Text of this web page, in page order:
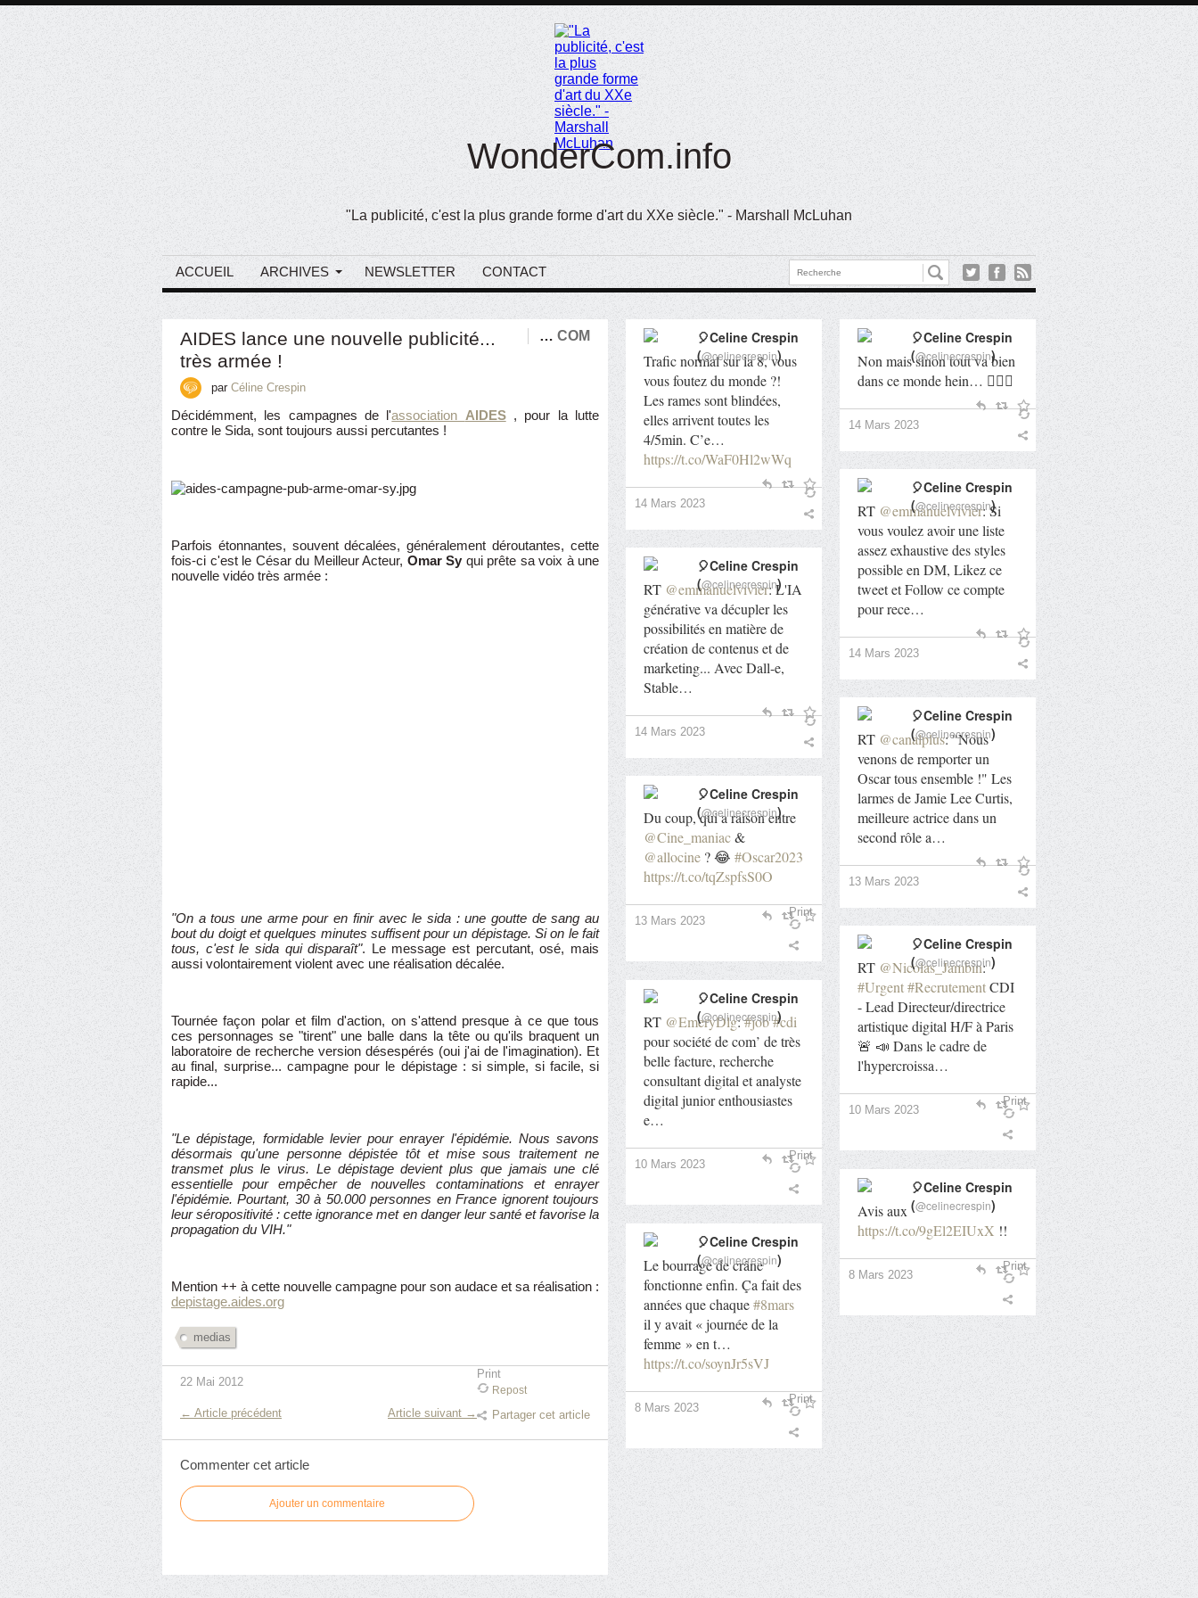
WonderCom.info
"La publicité, c'est la plus grande forme d'art du XXe siècle." - Marshall McLuhan
ACCUEIL ARCHIVES NEWSLETTER CONTACT
AIDES lance une nouvelle publicité...
très armée !
… COM
par Céline Crespin
Décidémment, les campagnes de l'association AIDES , pour la lutte
contre le Sida, sont toujours aussi percutantes !
Parfois étonnantes, souvent décalées, généralement déroutantes, cette
fois-ci c'est le César du Meilleur Acteur, Omar Sy qui prête sa voix à une
nouvelle vidéo très armée :
"On a tous une arme pour en finir avec le sida : une goutte de sang au
bout du doigt et quelques minutes suffisent pour un dépistage. Si on le fait
tous, c'est le sida qui disparaît". Le message est percutant, osé, mais
aussi volontairement violent avec une réalisation décalée.
Tournée façon polar et film d'action, on s'attend presque à ce que tous
ces personnages se "tirent" une balle dans la tête ou qu'ils braquent un
laboratoire de recherche version désespérés (oui j'ai de l'imagination). Et
au final, surprise... campagne pour le dépistage : si simple, si facile, si
rapide...
"Le dépistage, formidable levier pour enrayer l'épidémie. Nous savons
désormais qu'une personne dépistée tôt et mise sous traitement ne
transmet plus le virus. Le dépistage devient plus que jamais une clé
essentielle pour empêcher de nouvelles contaminations et enrayer
l'épidémie. Pourtant, 30 à 50.000 personnes en France ignorent toujours
leur séropositivité : cette ignorance met en danger leur santé et favorise la
propagation du VIH."
Mention ++ à cette nouvelle campagne pour son audace et sa réalisation :
depistage.aides.org
medias
22 Mai 2012
Print
Repost
Partager cet article
← Article précédent Article suivant →
Commenter cet article
Ajouter un commentaire
Trafic normal sur la 8, vous
vous foutez du monde ?!
Les rames sont blindées,
elles arrivent toutes les
4/5min. C’e…
https://t.co/WaF0Hl2wWq
🎈Celine Crespin
(@celinecrespin)
14 Mars 2023
Non mais sinon tout va bien
dans ce monde hein… 🤦🏻‍♀️
🎈Celine Crespin
(@celinecrespin)
14 Mars 2023
RT @emmanuelvivier: Si
vous voulez avoir une liste
assez exhaustive des styles
possible en DM, Likez ce
tweet et Follow ce compte
pour rece…
🎈Celine Crespin
(@celinecrespin)
14 Mars 2023
RT @emmanuelvivier: L'IA
générative va décupler les
possibilités en matière de
création de contenus et de
marketing... Avec Dall-e,
Stable…
🎈Celine Crespin
(@celinecrespin)
14 Mars 2023 RT @canalplus: "Nous
venons de remporter un
Oscar tous ensemble !" Les
larmes de Jamie Lee Curtis,
meilleure actrice dans un
second rôle a…
🎈Celine Crespin
(@celinecrespin)
13 Mars 2023
Du coup, qui a raison entre
@Cine_maniac&
@allocine ? 😂 #Oscar2023
https://t.co/tqZspfsS0O
🎈Celine Crespin
(@celinecrespin)
13 Mars 2023
Print
RT @Nicolas_Jambin:
#Urgent#RecrutementCDI
- Lead Directeur/directrice
artistique digital H/F à Paris
🚨 📣 Dans le cadre de
l'hypercroissa…
🎈Celine Crespin
(@celinecrespin)
10 Mars 2023
Print
RT @EmeryDlg:#job#cdi
pour société de com’ de très
belle facture, recherche
consultant digital et analyste
digital junior enthousiastes
e…
🎈Celine Crespin
(@celinecrespin)
10 Mars 2023
Print
Avis aux
https://t.co/9gEl2EIUxX !!
🎈Celine Crespin
(@celinecrespin)
8 Mars 2023
Print
Le bourrage de crâne
fonctionne enfin. Ça fait des
années que chaque#8mars
il y avait « journée de la
femme » en t…
https://t.co/soynJr5sVJ
🎈Celine Crespin
(@celinecrespin)
8 Mars 2023
Print